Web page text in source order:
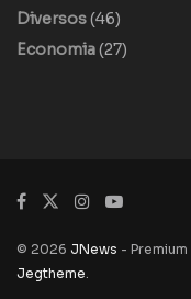
Diversos(46)
Economia(27)
© 2026 JNews -
Jegtheme.